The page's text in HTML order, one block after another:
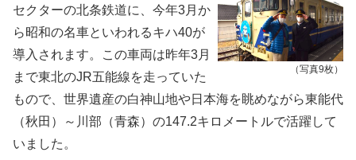
（写真9枚）
セクターの北条鉄道に、今年3月か
ら昭和の名車といわれるキハ40が
導入されます。この車両は昨年3月
まで東北のJR五能線を走っていた
もので、世界遺産の白神山地や日本海を眺めながら東能代
（秋田）～川部（青森）の147.2キロメートルで活躍して
いました。